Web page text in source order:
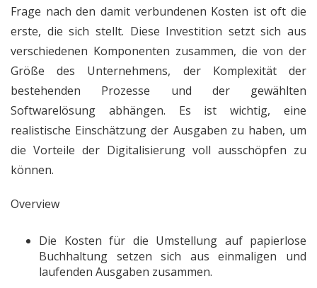
Frage nach den damit verbundenen Kosten ist oft die
erste, die sich stellt. Diese Investition setzt sich aus
verschiedenen Komponenten zusammen, die von der
Größe des Unternehmens, der Komplexität der
bestehenden Prozesse und der gewählten
Softwarelösung abhängen. Es ist wichtig, eine
realistische Einschätzung der Ausgaben zu haben, um
die Vorteile der Digitalisierung voll ausschöpfen zu
können.
Overview
Die Kosten für die Umstellung auf papierlose
Buchhaltung setzen sich aus einmaligen und
laufenden Ausgaben zusammen.